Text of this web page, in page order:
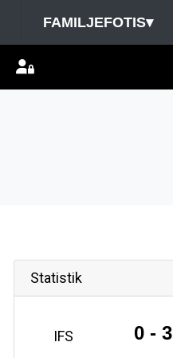
FAMILJEFOTIS▾
Statistik
IFS 0 - 3